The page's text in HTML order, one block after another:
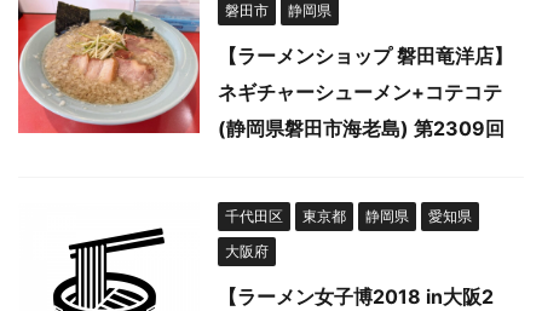
磐田市 静岡県
【ラーメンショップ 磐田竜洋店】
ネギチャーシューメン+コテコテ
(静岡県磐田市海老島) 第2309回
千代田区 東京都 静岡県
愛知県
大阪府
【ラーメン女子博2018 in大阪2